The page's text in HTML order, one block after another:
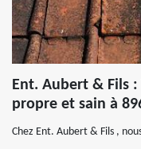
Ent. Aubert & Fils
propre et sain à
Chez Ent. Aubert & Fils ,